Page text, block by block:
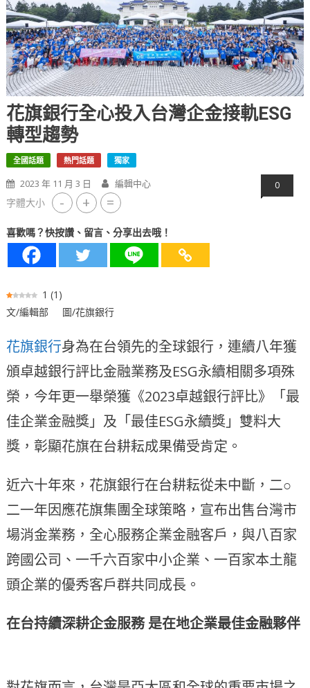
花旗銀行全心投入台灣企金接軌ESG
轉型趨勢
全國話題 熱門話題 獨家
2023 年 11 月 3 日 編輯中心 0
字體大小 - + =
喜歡嗎？快按讚、留言、分享出去哦！
1 (1 )
文/編輯部 圖/花旗銀行
花旗銀行身為在台領先的全球銀行，連續八年獲
頒卓越銀行評比金融業務及ESG永續相關多項殊
榮，今年更一舉榮獲《2023卓越銀行評比》「最
佳企業金融獎」及「最佳ESG永續獎」雙料大
獎，彰顯花旗在台耕耘成果備受肯定。
近六十年來，花旗銀行在台耕耘從未中斷，二○
二一年因應花旗集團全球策略，宣布出售台灣市
場消金業務，全心服務企業金融客戶，與八百家
跨國公司、一千六百家中小企業、一百家本土龍
頭企業的優秀客戶群共同成長。
在台持續深耕企金服務 是在地企業最佳金融夥伴